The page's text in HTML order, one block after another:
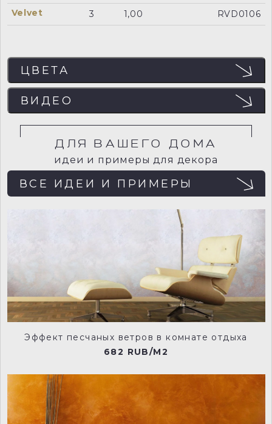
Velvet
3 1,00 RVD0106
ЦВЕТА
ЦВЕТА
Отображение цвета на мониторе может не
совпадать с реальным, поэтому рекомендуем
заказывать пробный образец (выкрас) для точного
определения цвета.
NCP003 NCP004
NCP006
ВИДЕО
ДЛЯ ВАШЕГО ДОМА
идеи и примеры для декора
ВСЕ ИДЕИ И ПРИМЕРЫ
Эффект песчаных ветров в комнате отдыха
682 RUB/M2